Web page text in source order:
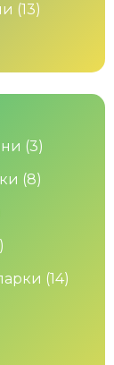
(13)
(3)
(8)
(14)